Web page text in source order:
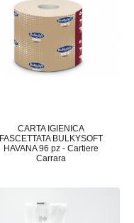
CARTA IGIENICA
FASCETTATA BULKYSOFT
HAVANA 96 pz - Cartiere
Carrara